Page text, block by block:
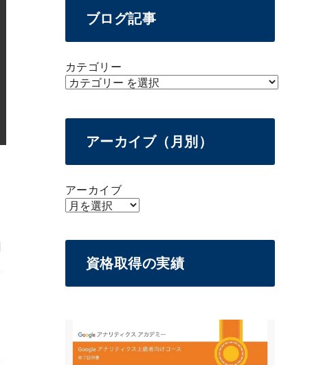
ブログ記事
カテゴリー
アーカイブ（月別）
アーカイブ
資格取得の実績